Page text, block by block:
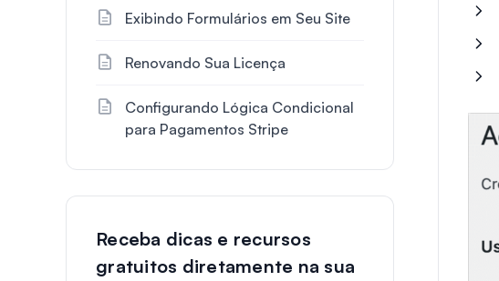
Exibindo Formulários em Seu Site
Renovando Sua Licença
Configurando Lógica Condicional
para Pagamentos Stripe
Receba dicas e recursos
gratuitos diretamente na sua